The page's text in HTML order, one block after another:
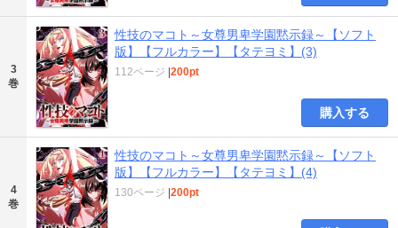
3
巻
性技のマコト～女尊男卑学園黙示録～【ソフト
版】【フルカラー】【タテヨミ】(3)
112ページ |200pt
購入する
4
巻
性技のマコト～女尊男卑学園黙示録～【ソフト
版】【フルカラー】【タテヨミ】(4)
130ページ |200pt